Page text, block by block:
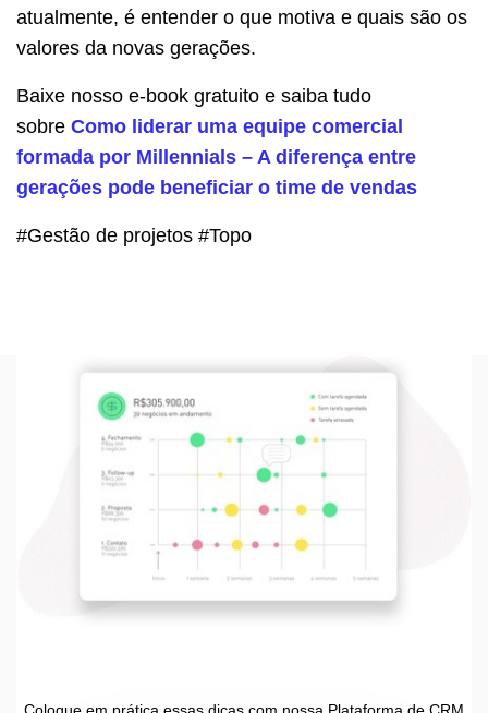
atualmente, é entender o que motiva e quais são os
valores da novas gerações.
Baixe nosso e-book gratuito e saiba tudo
sobre Como liderar uma equipe comercial
formada por Millennials – A diferença entre
gerações pode beneficiar o time de vendas
#Gestão de projetos #Topo